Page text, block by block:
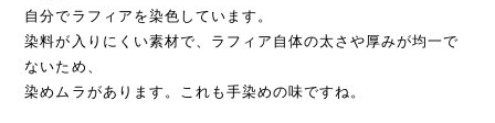
自分でラフィアを染色しています。
染料が入りにくい素材で、ラフィア自体の太さや厚みが均一で
ないため、
染めムラがあります。これも手染めの味ですね。